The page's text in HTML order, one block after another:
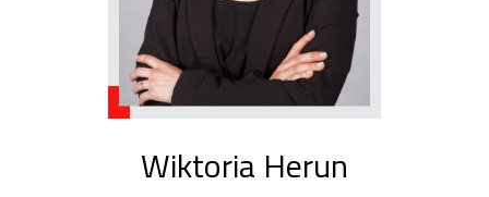
Wiktoria Herun